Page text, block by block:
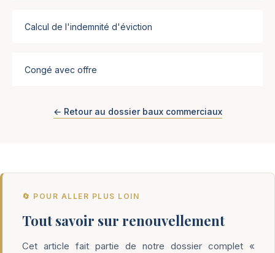
Calcul de l'indemnité d'éviction
Congé avec offre
← Retour au dossier baux commerciaux
🔄 POUR ALLER PLUS LOIN
Tout savoir sur renouvellement
Cet article fait partie de notre dossier complet «